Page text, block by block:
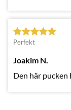
Perfekt
Joakim N.
Den här pucken